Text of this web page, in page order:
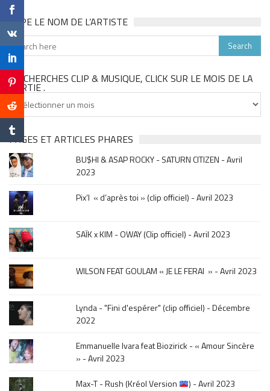
TAPE LE NOM DE L’ARTISTE
TU CHERCHES CLIP & MUSIQUE, CLICK SUR LE MOIS DE LA
SORTIE .
Tu
cherches
clip
&
musique,
click
sur
le
mois
de
la
sortie
PAGES ET ARTICLES PHARES
BU$HI & ASAP ROCKY - SATURN CITIZEN - Avril
2023
Pix’l « d’après toi » (clip officiel) - Avril 2023
SAÏK x KIM - OWAY (Clip officiel) - Avril 2023
WILSON FEAT GOULAM « JE LE FERAI » - Avril 2023
Lynda - "Fini d'espérer" (clip officiel) - Décembre
2022
Emmanuelle Ivara feat Biozirick - « Amour Sincère
» - Avril 2023
Max-T - Rush (Kréol Version
) - Avril 2023